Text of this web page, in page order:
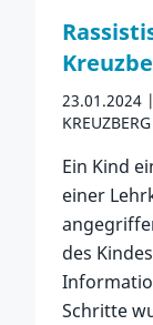
23.01.2024
KREUZBERG
Ein Kind
einer
des
Schritte